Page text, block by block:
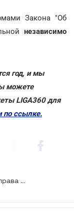
Закона "Об
независимо
год, и мы
можете
LIGA360 для
по ссылке.
ВС высказался относительно перехода права собственности на предмет ипотеки